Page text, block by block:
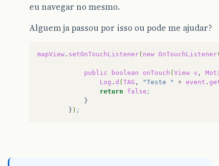
eu navegar no mesmo.
Alguem ja passou por isso ou pode me ajudar?
mapView . setOnTouchListener( new OnTouchListener
public boolean onTouch ( View v ,
Log . d ( TAG , "Teste " + event .
return
false ;
} ) ;